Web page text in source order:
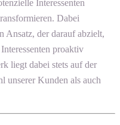
Interessenten
Dabei
Ansatz, der darauf abzielt,
proaktiv
liegt dabei stets auf der
unserer Kunden als auch